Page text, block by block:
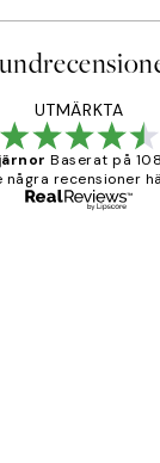
UTMÄRKTA
Baserat på
några recensioner